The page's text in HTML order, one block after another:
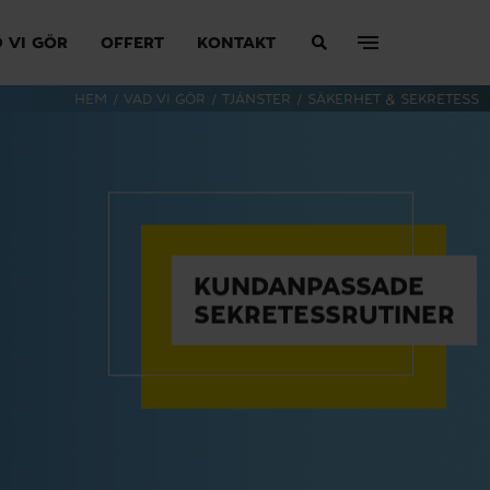
VI GÖR OFFERT KONTAKT
HEM / VAD VI GÖR / TJÄNSTER / SÄKERHET & SEKRETESS
KUNDANPASSADE
SEKRETESSRUTINER